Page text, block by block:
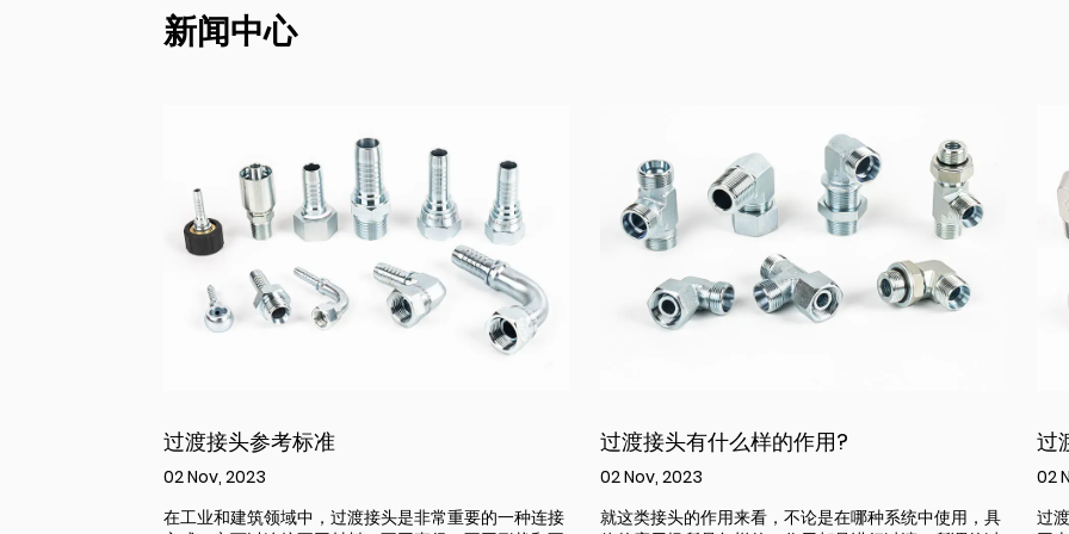
新闻中心
过渡接头参考标准
02 Nov, 2023
在工业和建筑领域中，过渡接头是非常重要的一种连接
过渡接头有什么样的作用?
02 Nov, 2023
就这类接头的作用来看，不论是在哪种系统中使用，具
过
02
过